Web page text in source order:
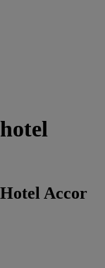
Accor